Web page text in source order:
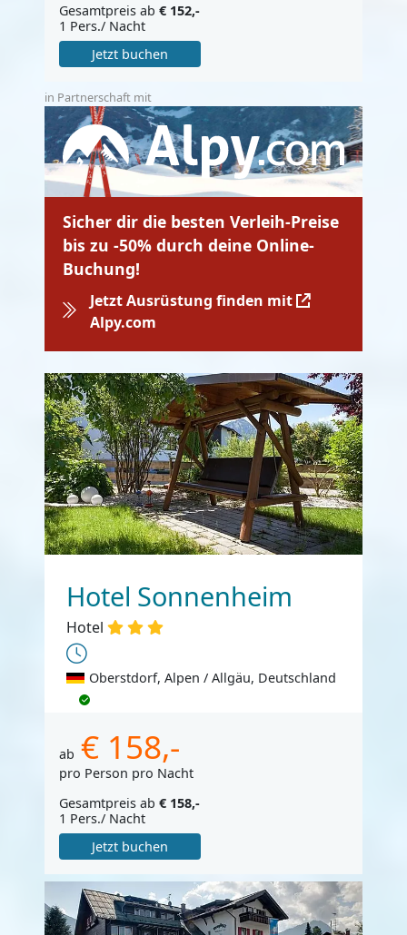
Gesamtpreis ab € 152,-
1 Pers./ Nacht
Jetzt buchen
in Partnerschaft mit
Sicher dir die besten Verleih-Preise
bis zu -50% durch deine Online-
Buchung!
Jetzt Ausrüstung finden mit
Alpy.com
Hotel Sonnenheim
Hotel
Oberstdorf, Alpen / Allgäu, Deutschland
ab € 158,-
pro Person pro Nacht
Gesamtpreis ab € 158,-
1 Pers./ Nacht
Jetzt buchen